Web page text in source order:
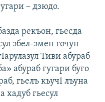
– дзюдо.
рекъон, гьесда
эбел-эмен гочун
Тиви абураб
абураб гугари буго
гьелъ кьучI лъуна
хадуб гьесул